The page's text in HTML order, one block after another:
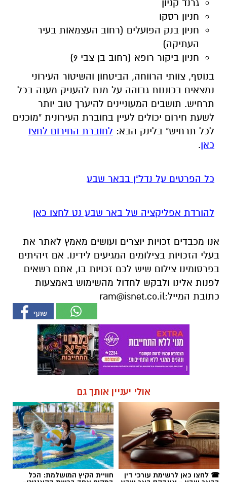
חניון ביקור רופא (רחוב בן צבי 9)
בנוסף, צוותי הרווחה, הביטחון והשיטור העירוני
נמצאים בכוננות גבוהה על מנת להעניק מענה בכל
תרחיש. תושבים המעוניינים להיערך טוב יותר
לשעת חירום יכולים לעיין בחוברת העירונית "מוכנים
לכל תרחיש" בלינק הבא:לחוברת החירום לחצו
כאן.
כל הפרטים על נדל"ן בבאר שבע
בפרסומינו צילום שיש לכם זכויות בו, אתם רשאים
כתובת המייל:ram@isnet.co.il
אולי יעניין אותך גם
☎ לחצו כאן לרשימת עורכי דין
בבאר שבע - אינדקס באר שבע
נט
חוויית הקיץ המושלמת: הכל
במקום אחד ברשת הקאנטרי-
חודשיים + חודש מתנה (כולל
החגים!)
חדשות